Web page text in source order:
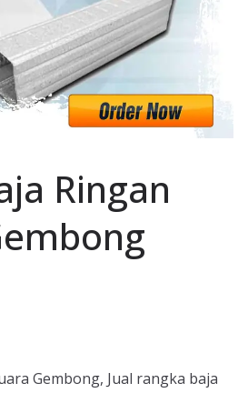
Ringan
Gembong, Jual rangka baja